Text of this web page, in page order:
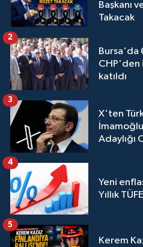
Başkanı
Takacak
Bursa'da
CHP'den
katıldı
2
X'ten
Adaylığı
3
Yeni
Yıllık
4
Kerem
5